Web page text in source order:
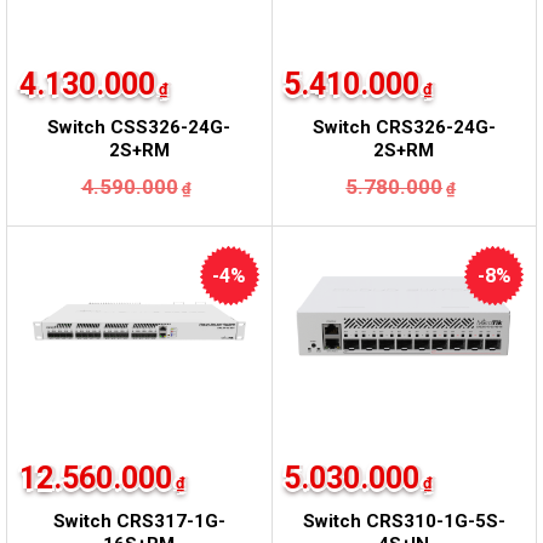
Switch CSS326-24G-
2S+RM
4.590.000 ₫
là:
4.590.000₫.
4.130.000 ₫
tại
là:
4.130.000₫.
Switch CRS326-24G-
2S+RM
5.780.000 ₫
là:
5.410.000 ₫
tại
là:
-4%
Switch CRS317-1G-
12.560.000 ₫
-8%
Switch CRS310-1G-5S-
5.030.000 ₫